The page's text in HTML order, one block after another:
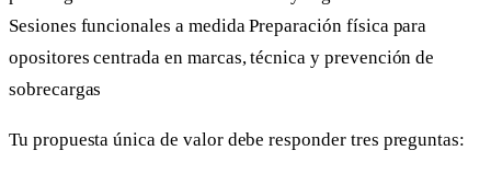
Sesiones funcionales a medida Preparación física para
opositores centrada en marcas, técnica y prevención de
sobrecargas
Tu propuesta única de valor debe responder tres preguntas: